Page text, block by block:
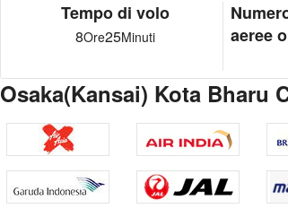
Tempo di volo
8Ore25Minuti
aeree
Osaka(Kansai) Kota Bharu